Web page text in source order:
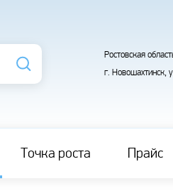
Ростовская
г. Новошахтинск,
Точка роста Прайс